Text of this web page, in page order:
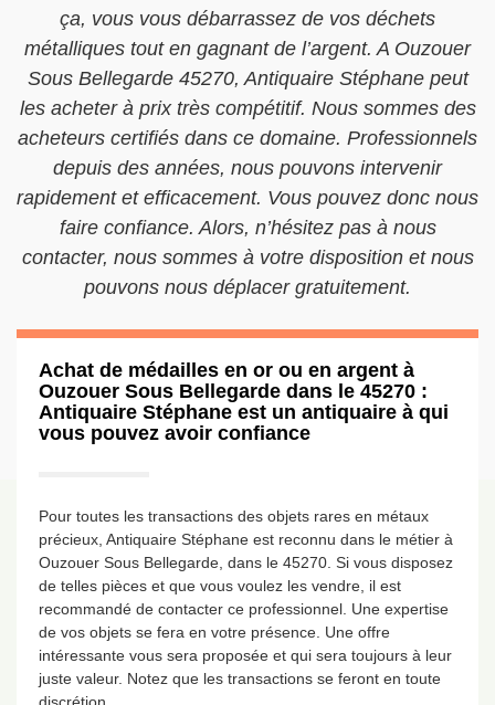
ça, vous vous débarrassez de vos déchets
métalliques tout en gagnant de l’argent. A Ouzouer
Sous Bellegarde 45270, Antiquaire Stéphane peut
les acheter à prix très compétitif. Nous sommes des
acheteurs certifiés dans ce domaine. Professionnels
depuis des années, nous pouvons intervenir
rapidement et efficacement. Vous pouvez donc nous
faire confiance. Alors, n’hésitez pas à nous
contacter, nous sommes à votre disposition et nous
pouvons nous déplacer gratuitement.
Achat de médailles en or ou en argent à
Ouzouer Sous Bellegarde dans le 45270 :
Antiquaire Stéphane est un antiquaire à qui
vous pouvez avoir confiance
Pour toutes les transactions des objets rares en métaux
précieux, Antiquaire Stéphane est reconnu dans le métier à
Ouzouer Sous Bellegarde, dans le 45270. Si vous disposez
de telles pièces et que vous voulez les vendre, il est
recommandé de contacter ce professionnel. Une expertise
de vos objets se fera en votre présence. Une offre
intéressante vous sera proposée et qui sera toujours à leur
juste valeur. Notez que les transactions se feront en toute